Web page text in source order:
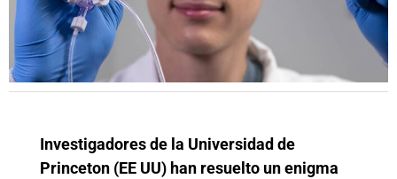
Investigadores de la Universidad de
Princeton (EE UU) han resuelto un enigma